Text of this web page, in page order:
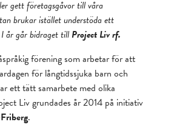
gett företagsgåvor till våra
brukar istället understöda ett
år går bidraget tillProject Liv rf.
förening som arbetar för att
för långtidssjuka barn och
ett tätt samarbete med olika
Liv grundades år 2014 på initiativ
.